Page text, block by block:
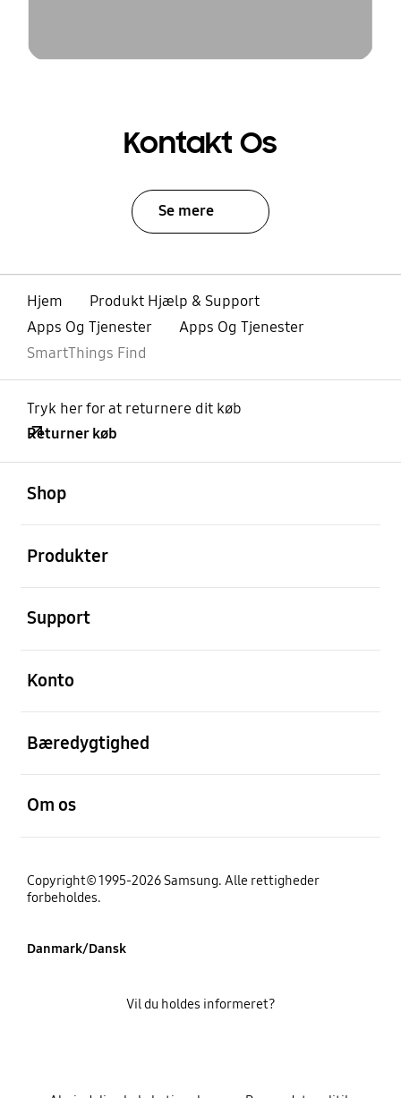
Kontakt Os
Se mere
Hjem
Produkt Hjælp & Support
Apps Og Tjenester
Apps Og Tjenester
SmartThings Find
Tryk her for at returnere dit køb
Returner køb
Shop
Produkter
Support
Konto
Bæredygtighed
Om os
Copyright© 1995-2026 Samsung. Alle rettigheder
forbeholdes.
Danmark/Dansk
Vil du holdes informeret?